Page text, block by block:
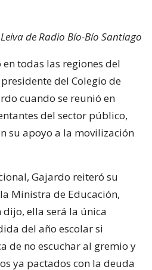
de Radio Bío-Bío Santiago
todas las regiones del
del Colegio de
cuando se reunió en
del sector público,
su apoyo a la movilización
Gajardo reiteró su
Ministra de Educación,
dijo, ella será la única
del año escolar si
de no escuchar al gremio y
ya pactados con la deuda